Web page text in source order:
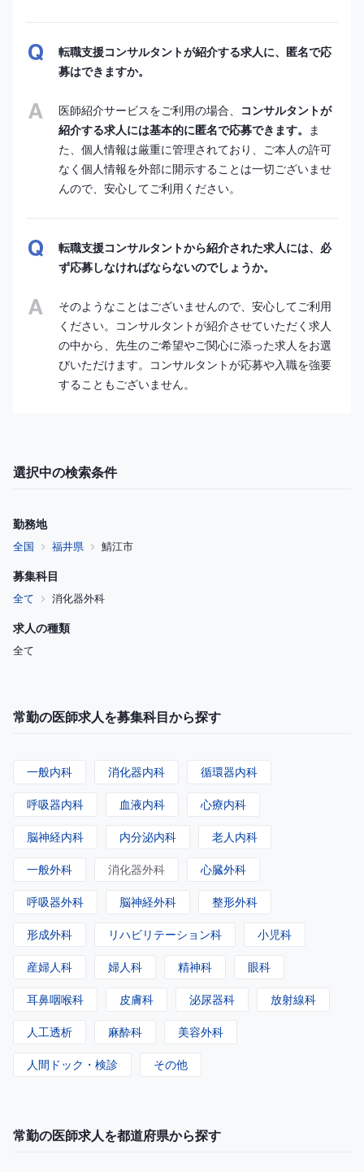
転職支援コンサルタントが紹介する求人に、匿名で応
募はできますか。
医師紹介サービスをご利用の場合、
コンサルタントが
紹介する求人には基本的に匿名で応募できます。 ま
た、個人情報は厳重に管理されており、ご本人の許可
なく個人情報を外部に開示することは一切ございませ
んので、安心してご利用ください。
転職支援コンサルタントから紹介された求人には、必
ず応募しなければならないのでしょうか。
そのようなことはございませんので、安心してご利用
ください。コンサルタントが紹介させていただく求人
の中から、先生のご希望やご関心に添った求人をお選
びいただけます。コンサルタントが応募や入職を強要
することもございません。
選択中の検索条件
勤務地
全国 福井県 鯖江市
募集科目
全て 消化器外科
求人の種類
全て
常勤の医師求人を募集科目から探す
一般内科 消化器内科 循環器内科
呼吸器内科 血液内科 心療内科
脳神経内科 内分泌内科 老人内科
一般外科 消化器外科 心臓外科
呼吸器外科 脳神経外科 整形外科
形成外科 リハビリテーション科 小児科
産婦人科 婦人科 精神科 眼科
耳鼻咽喉科 皮膚科 泌尿器科 放射線科
人工透析 麻酔科 美容外科
人間ドック・検診 その他
常勤の医師求人を都道府県から探す